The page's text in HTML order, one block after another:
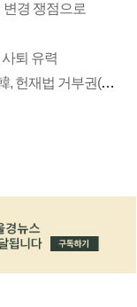
경 쟁점으로
퇴 유력
민주 “무슨 염치로” 한덕수 야망론 맹공…韓, 헌재법 거부권(종합)